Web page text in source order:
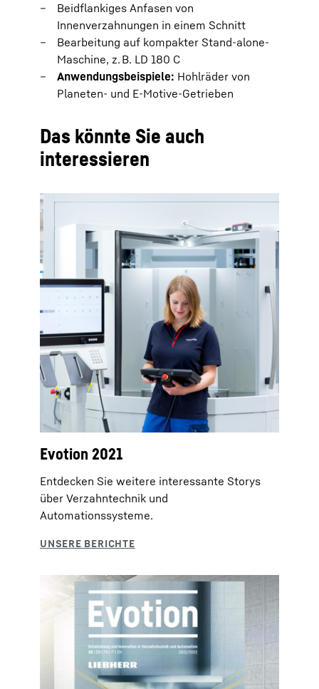
Beidflankiges Anfasen von
Innenverzahnungen in einem Schnitt
Bearbeitung auf kompakter Stand-alone-
Maschine, z. B. LD 180 C
Anwendungsbeispiele: Hohlräder von
Planeten- und E-Motive-Getrieben
Das könnte Sie auch
interessieren
Evotion 2021
Entdecken Sie weitere interessante Storys
über Verzahntechnik und
Automationssysteme.